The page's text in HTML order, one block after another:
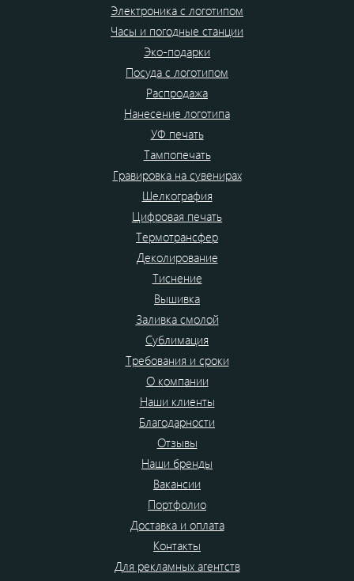
Электроника с логотипом
Часы и погодные станции
Эко-подарки
Посуда с логотипом
Распродажа
Нанесение логотипа
УФ печать
Тампопечать
Гравировка на сувенирах
Шелкография
Цифровая печать
Термотрансфер
Деколирование
Тиснение
Вышивка
Заливка смолой
Сублимация
Требования и сроки
О компании
Наши клиенты
Благодарности
Отзывы
Наши бренды
Вакансии
Портфолио
Доставка и оплата
Контакты
Для рекламных агентств